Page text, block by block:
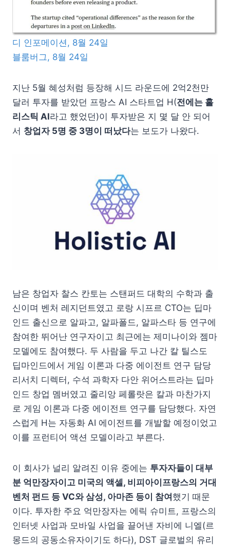
디 인포메이션, 8월 24일
블룸버그, 8월 24일
지난 5월 혜성처럼 등장해 시드 라운드에 2억2천만
달러 투자를 받았던 프랑스 AI 스타트업 H(전에는 홀
리스틱 AI라고 했었던)이 투자받은 지 몇 달 안 되어
서 창업자 5명 중 3명이 떠났다는 보도가 나왔다.
남은 창업자 찰스 칸토는 스탠퍼드 대학의 수학과 출
신이며 벤처 레지던트였고 로랑 시프르 CTO는 딥마
인드 출신으로 알파고, 알파폴드, 알파스타 등 연구에
참여한 뛰어난 연구자이고 최근에는 제미나이와 젬마
모델에도 참여했다. 두 사람을 두고 나간 칼 틸스도
딥마인드에서 게임 이론과 다중 에이전트 연구 담당
리서치 디렉터, 수석 과학자 다안 위어스트라는 딥마
인드 창업 멤버였고 줄리앙 페롤랏은 칼과 마찬가지
로 게임 이론과 다중 에이전트 연구를 담당했다. 자연
스럽게 H는 자동화 AI 에이전트를 개발할 예정이었고
이를 프런티어 액션 모델이라고 부른다.
이 회사가 널리 알려진 이유 중에는 투자자들이 대부
분 억만장자이고 미국의 액셀, 비피아이프랑스의 거대
벤처 펀드 등 VC와 삼성, 아마존 등이 참여했기 때문
이다. 투자한 주요 억만장자는 에릭 슈미트, 프랑스의
인터넷 사업과 모바일 사업을 끌어낸 자비에 니엘(르
몽드의 공동소유자이기도 하다), DST 글로벌의 유리